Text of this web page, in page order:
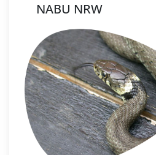
NABU NRW